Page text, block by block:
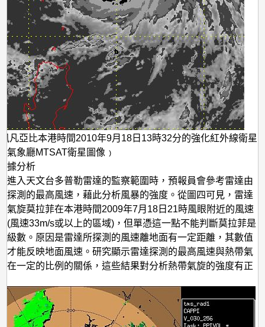
凡亞比本港時間2010年9月18日13時32分的強化紅外線衛星
氣象廳MTSAT衛星圖像﹚
據分析
進入天文台多普勒雷達的監察範圍時，預報員會參考雷達由
探測的最高風速，藉此分析風暴的強度。從圖四可見，雷達
氣旋莫拉菲在本港時間2009年7月18日21時風眼附近的風速
(風速33m/s或以上的區域)，但單憑這一點不能判斷莫拉菲是
級數。原因是雷達所探測的風速離地面有一定距離，其數值
才能反映地面風速。研究顯示雷達探測的最高風速與熱帶氣
在一定的比例的關係，這些結果對分析熱帶氣旋的強度有正